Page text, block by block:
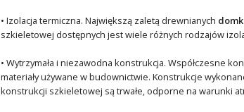
• Izolacja termiczna. Największą zaletą drewnianych
szkieletowej dostępnych jest wiele różnych rodzajów
• Wytrzymała i niezawodna konstrukcja. Współczesne
materiały używane w budownictwie. Konstrukcje
konstrukcji szkieletowej są trwałe, odporne na warunki